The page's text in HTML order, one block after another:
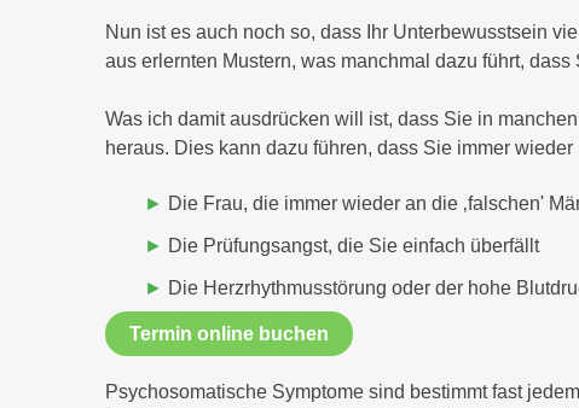
Nun ist es auch noch so, dass Ihr Unterbewusstsein
aus erlernten Mustern, was manchmal dazu führt,
Was ich damit ausdrücken will ist, dass Sie in
heraus. Dies kann dazu führen, dass Sie immer
Die Frau, die immer wieder an die ‚falschen'
Die Prüfungsangst, die Sie einfach überfällt
Die Herzrhythmusstörung oder der hohe
Termin online buchen
Psychosomatische Symptome sind bestimmt fast